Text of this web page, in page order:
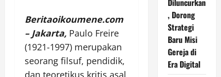
Beritaoikoumene.com
– Jakarta, Paulo Freire
(1921-1997) merupakan
seorang filsuf, pendidik,
dan teoretikus kritis asal
Diluncurkan
, Dorong
Strategi
Baru Misi
Gereja di
Era Digital